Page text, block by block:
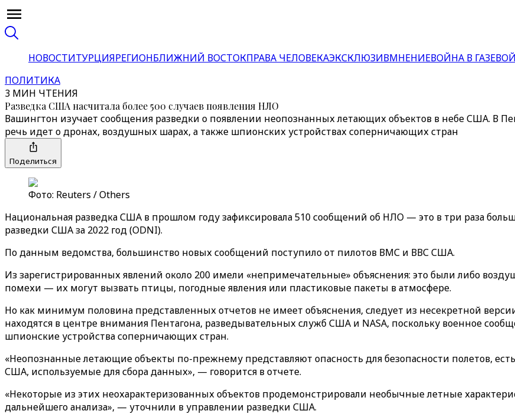
НОВОСТИТУРЦИЯРЕГИОНБЛИЖНИЙ ВОСТОКПРАВА ЧЕЛОВЕКАЭКСКЛЮЗИВМНЕНИЕВОЙНА В ГАЗЕ
ПОЛИТИКА
3 МИН ЧТЕНИЯ
Разведка США насчитала более 500 случаев появления НЛО
Вашингтон изучает сообщения разведки о появлении неопознанных летающих объектов в небе США. В
речь идет о дронах, воздушных шарах, а также шпионских устройствах соперничающих стран
Поделиться
Фото: Reuters / Others
Национальная разведка США в прошлом году зафиксировала 510 сообщений об НЛО — это в три раза
разведки США за 2022 год (ODNI).
По данным ведомства, большинство новых сообщений поступило от пилотов ВМС и ВВС США.
Из зарегистрированных явлений около 200 имели «непримечательные» объяснения: это были либо
помехи — их могут вызвать птицы, погодные явления или пластиковые пакеты в атмосфере.
Но как минимум половина представленных отчетов не имеет объяснения, следует из несекретной
находятся в центре внимания Пентагона, разведывательных служб США и NASA, поскольку военное
шпионские устройства соперничающих стран.
«Неопознанные летающие объекты по-прежнему представляют опасность для безопасности полетов,
США, используемые для сбора данных», — говорится в отчете.
«Некоторые из этих неохарактеризованных объектов продемонстрировали необычные летные
дальнейшего анализа», — уточнили в управлении разведки США.